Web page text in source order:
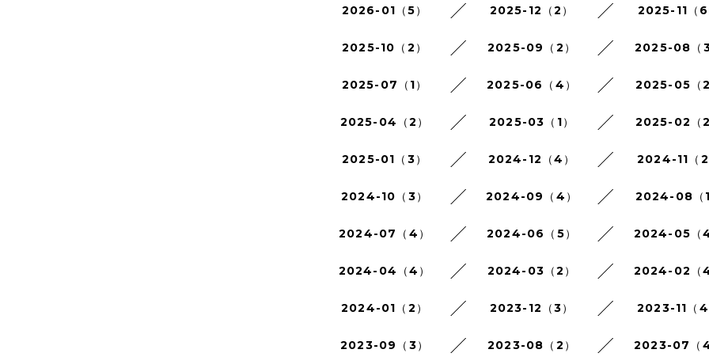
2026-01（5） 2025-12（2） 2025-11（6
2025-10（2） 2025-09（2） 2025-08（3
2025-07（1） 2025-06（4） 2025-05（2
2025-04（2） 2025-03（1） 2025-02（2
2025-01（3） 2024-12（4） 2024-11（2
2024-10（3） 2024-09（4） 2024-08（1
2024-07（4） 2024-06（5） 2024-05（4
2024-04（4） 2024-03（2） 2024-02（4
2024-01（2） 2023-12（3） 2023-11（4
2023-09（3） 2023-08（2） 2023-07（4